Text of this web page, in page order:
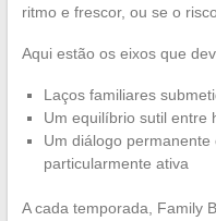
ritmo e frescor, ou se o
Aqui estão os eixos que
Laços familiares
Um equilíbrio sutil entre
Um diálogo
particularmente ativa
A cada temporada, Family